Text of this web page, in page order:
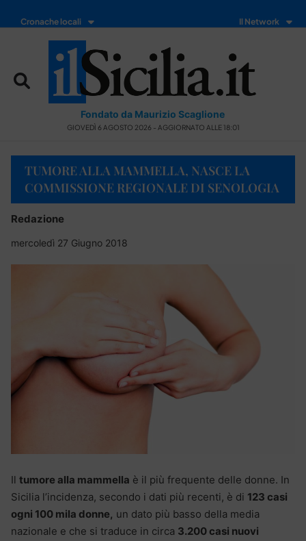
Cronache locali Il Network
Fondato da Maurizio Scaglione
GIOVEDÌ 6 AGOSTO 2026 - AGGIORNATO ALLE 18:01
TUMORE ALLA MAMMELLA, NASCE LA
COMMISSIONE REGIONALE DI SENOLOGIA
Redazione
mercoledì 27 Giugno 2018
Il tumore alla mammella è il più frequente delle donne. In
Sicilia l’incidenza, secondo i dati più recenti, è di 123 casi
ogni 100 mila donne, un dato più basso della media
nazionale e che si traduce in circa 3.200 casi nuovi